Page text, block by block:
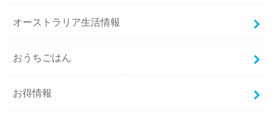
オーストラリア生活情報
おうちごはん
お得情報